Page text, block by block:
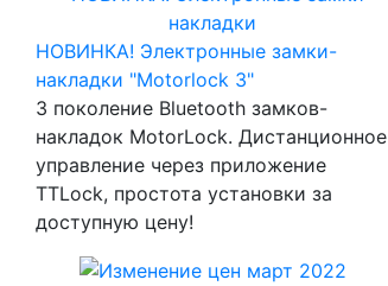
НОВИНКА! Электронные замки-
накладки "Motorlock 3"
3 поколение Bluetooth замков-
накладок MotorLock. Дистанционное
управление через приложение
TTLock, простота установки за
доступную цену!